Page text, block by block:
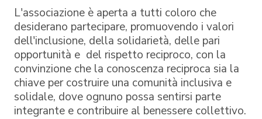
L'associazione è aperta a tutti coloro che
desiderano partecipare, promuovendo i valori
dell'inclusione, della solidarietà, delle pari
opportunità e del rispetto reciproco, con la
convinzione che la conoscenza reciproca sia la
chiave per costruire una comunità inclusiva e
solidale, dove ognuno possa sentirsi parte
integrante e contribuire al benessere collettivo.